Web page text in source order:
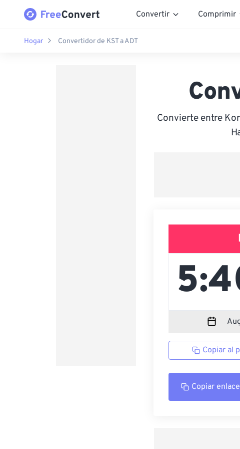
Convertir Comprimir
Hogar Convertidor de KST a ADT
Convierte entre
Copiar al
Copiar enlace